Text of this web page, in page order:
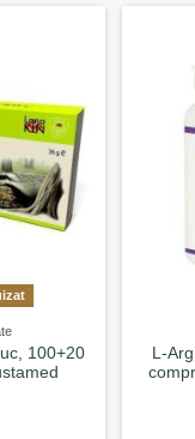
100+20
L-